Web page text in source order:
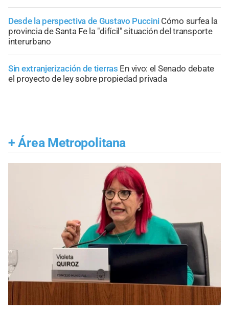
Desde la perspectiva de Gustavo Puccini Cómo surfea la
provincia de Santa Fe la "difícil" situación del transporte
interurbano
Sin extranjerización de tierras En vivo: el Senado debate
el proyecto de ley sobre propiedad privada
+ Área Metropolitana